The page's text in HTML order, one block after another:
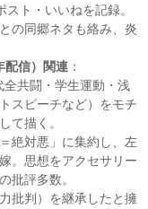
ト・いいねを記録。
の同郷ネタも絡み、炎
配信）関連：
共闘・学生運動・浅
スピーチなど）をモチ
て描く。
絶対悪」に集約し、左
。思想をアクセサリー
批評多数。
批判）を継承したと擁